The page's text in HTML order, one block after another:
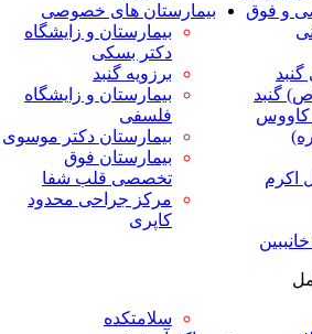
بیمارستان های خصوصی
بیمارستان و زایشگاه
برزویه گنبد
بیمارستان و زایشگاه
فلسفی
بیمارستان دکتر موسوی
بیمارستان فوق
تخصصی قلب شفا
مرکز جراحی محدود